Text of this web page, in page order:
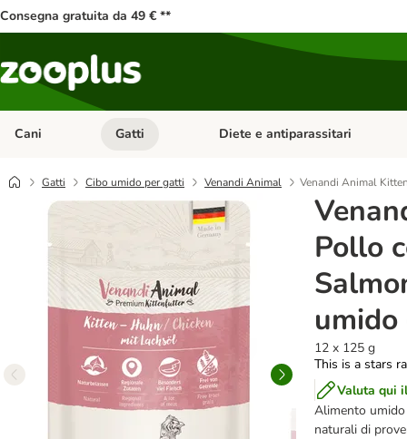
Consegna gratuita da 49 € **
Cani Apri Menu Categoria: Cani
Gatti Apri Menu Categoria: Gatti
Diete e antiparassitari
Gatti Cibo umido per gatti Venandi Animal Venandi Animal
Pollo
12 x 125 g
This is a stars
Valuta qui
Alimento
naturali di